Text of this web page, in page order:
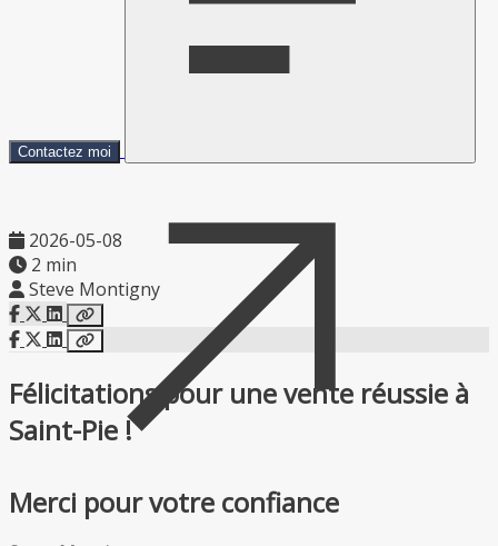
Contactez moi
2026-05-08
2 min
Steve Montigny
Félicitations pour une vente réussie à
Saint-Pie !
Merci pour votre confiance